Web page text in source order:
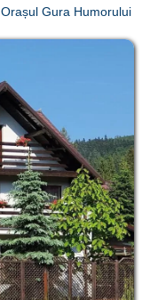
Orașul Gura Humorului